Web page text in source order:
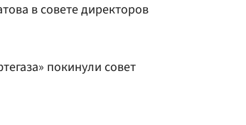
в совете директоров
покинули совет